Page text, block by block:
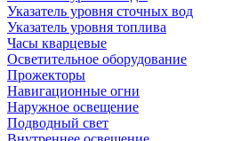
Указатель уровня сточных вод
Указатель уровня топлива
Часы кварцевые
Осветительное оборудование
Прожекторы
Навигационные огни
Наружное освещение
Подводный свет